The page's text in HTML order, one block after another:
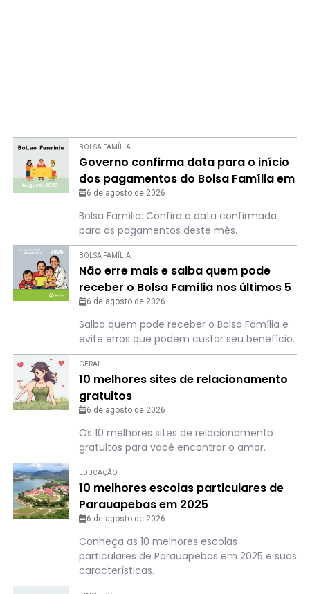
BOLSA FAMÍLIA
Governo confirma data para o início
dos pagamentos do Bolsa Família em
agosto
6 de agosto de 2026
Bolsa Família: Confira a data confirmada
para os pagamentos deste mês.
BOLSA FAMÍLIA
Não erre mais e saiba quem pode
receber o Bolsa Família nos últimos 5
meses de 2026
6 de agosto de 2026
Saiba quem pode receber o Bolsa Família e
evite erros que podem custar seu benefício.
GERAL
10 melhores sites de relacionamento
gratuitos
6 de agosto de 2026
Os 10 melhores sites de relacionamento
gratuitos para você encontrar o amor.
EDUCAÇÃO
10 melhores escolas particulares de
Parauapebas em 2025
6 de agosto de 2026
Conheça as 10 melhores escolas
particulares de Parauapebas em 2025 e suas
características.